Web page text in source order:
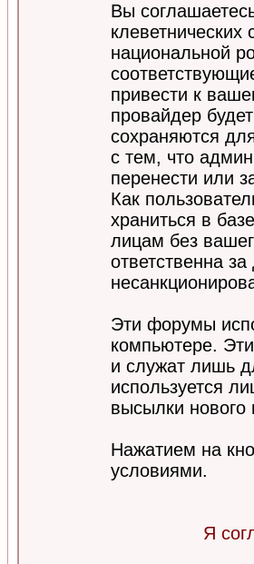
Вы
национальной
привести к
провайдер
сохраняются
с тем, что
перенести или
Как
храниться в
лицам без
ответственна
Эти форумы
компьютере.
и служат лишь
используется
высылки нового
Нажатием на
условиями.
Я